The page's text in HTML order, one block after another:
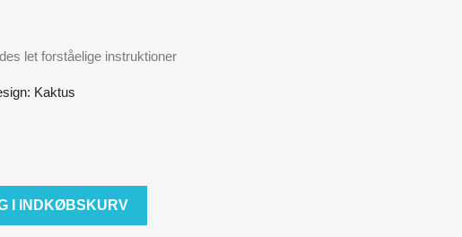
let forståelige instruktioner
Kaktus
I INDKØBSKURV